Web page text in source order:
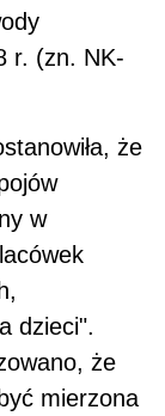
r. (zn. NK-
że
w
dzieci".
że
mierzona